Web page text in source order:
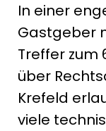
In einer
Gastgeber
Treffer zum
über
Krefeld
viele